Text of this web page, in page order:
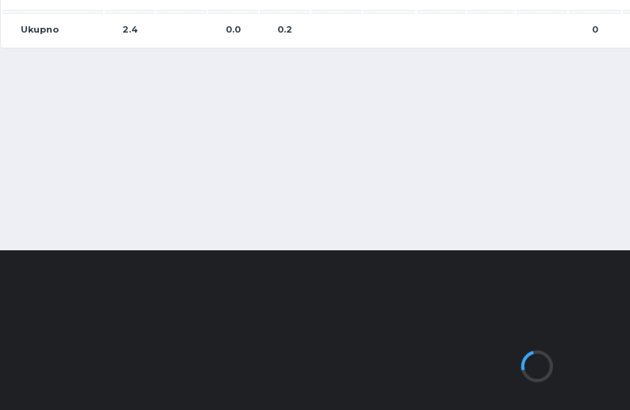
Ukupno 2.4 0.0 0.2 0